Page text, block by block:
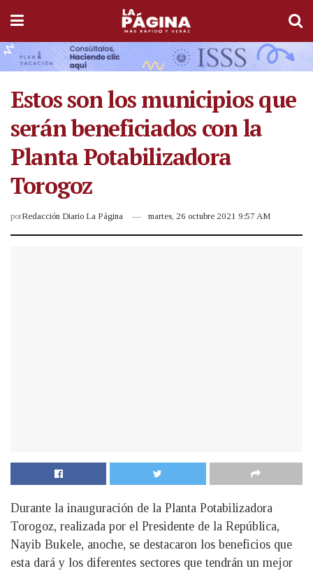
Estos son los municipios que
serán beneficiados con la
Planta Potabilizadora
Torogoz
porRedacción Diario La Página martes, 26 octubre 2021 9:57 AM
Durante la inauguración de la Planta Potabilizadora
Torogoz, realizada por el Presidente de la República,
Nayib Bukele, anoche, se destacaron los beneficios que
esta dará y los diferentes sectores que tendrán un mejor